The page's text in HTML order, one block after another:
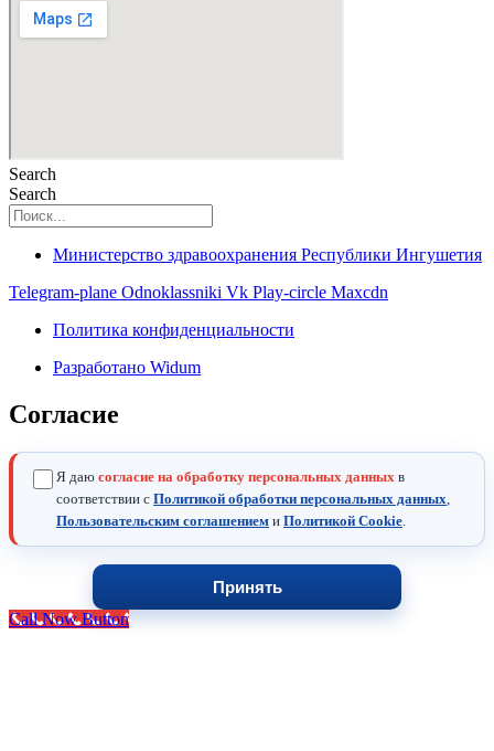
Search
Search
Министерство здравоохранения Республики Ингушетия
Telegram-plane Odnoklassniki Vk Play-circle Maxcdn
Политика конфиденциальности
Разработано Widum
Согласие
Я даю согласие на обработку персональных данных в
соответствии с Политикой обработки персональных данных
Пользовательским соглашением и Политикой Cookie
Принять
Call Now Button